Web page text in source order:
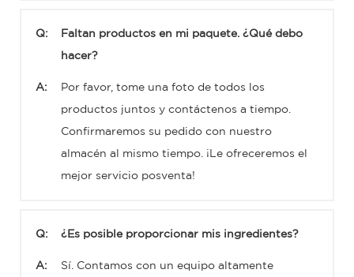
Q: Faltan productos en mi paquete. ¿Qué debo
hacer?
A: Por favor, tome una foto de todos los
productos juntos y contáctenos a tiempo.
Confirmaremos su pedido con nuestro
almacén al mismo tiempo. ¡Le ofreceremos el
mejor servicio posventa!
Q: ¿Es posible proporcionar mis ingredientes?
A: Sí. Contamos con un equipo altamente